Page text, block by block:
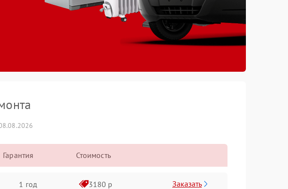
Гарантия Стоимость
1 год 3180 р Заказать